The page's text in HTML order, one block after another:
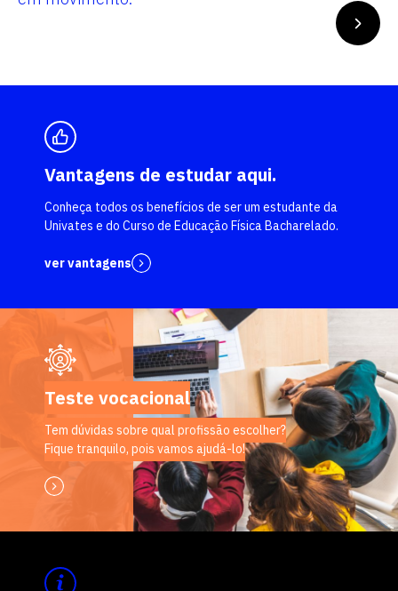
Vantagens de estudar aqui.
Conheça todos os benefícios de ser um estudante da
Univates e do Curso de Educação Física Bacharelado.
ver vantagens
Teste vocacional
Tem dúvidas sobre qual profissão escolher?
Fique tranquilo, pois vamos ajudá-lo!